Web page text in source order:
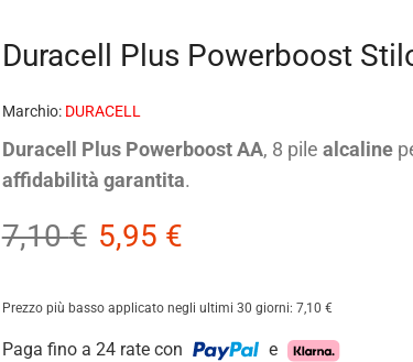
Duracell Plus Powerboost
Marchio: DURACELL
Duracell Plus Powerboost AA, 8 pile alcaline
affidabilità garantita.
7,10€ 5,95 €
Prezzo più basso applicato negli ultimi 30 giorni: 7,10 €
Paga fino a 24 rate con e